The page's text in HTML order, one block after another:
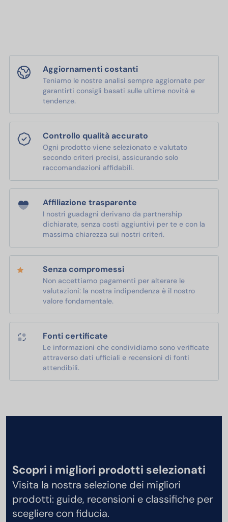
Aggiornamenti costanti
Teniamo le nostre analisi sempre aggiornate per
garantirti consigli basati sulle ultime novità e
tendenze.
Controllo qualità accurato
Ogni prodotto viene selezionato e valutato
secondo criteri precisi, assicurando solo
raccomandazioni affidabili.
Affiliazione trasparente
I nostri guadagni derivano da partnership
dichiarate, senza costi aggiuntivi per te e con la
massima chiarezza sui nostri criteri.
Senza compromessi
Non accettiamo pagamenti per alterare le
valutazioni: la nostra indipendenza è il nostro
valore fondamentale.
Fonti certificate
Le informazioni che condividiamo sono verificate
attraverso dati ufficiali e recensioni di fonti
attendibili.
Scopri i migliori prodotti selezionati
Visita la nostra selezione dei migliori
prodotti: guide, recensioni e classifiche per
scegliere con fiducia.